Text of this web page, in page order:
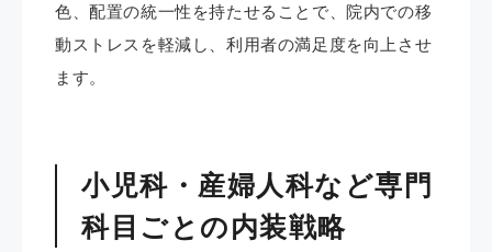
色、配置の統一性を持たせることで、院内での移
動ストレスを軽減し、利用者の満足度を向上させ
ます。
小児科・産婦人科など専門
科目ごとの内装戦略